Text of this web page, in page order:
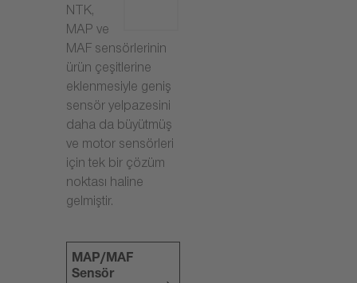
NTK,
MAP ve
MAF sensörlerinin
ürün çeşitlerine
eklenmesiyle geniş
sensör yelpazesini
daha da büyütmüş
ve motor sensörleri
için tek bir çözüm
noktası haline
gelmiştir.
MAP/MAF
Sensör